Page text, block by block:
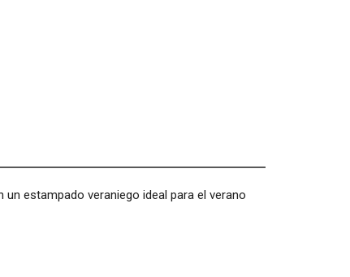
estampado veraniego ideal para el verano